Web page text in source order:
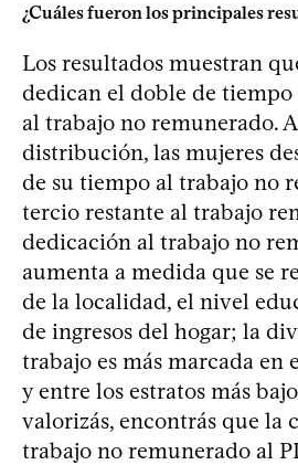
¿Cuáles fueron los principales
Los resultados muestran
dedican el doble de
al trabajo no remunerado.
distribución, las mujeres
de su tiempo al trabajo no
tercio restante al trabajo
dedicación al trabajo no
aumenta a medida que se
de la localidad, el nivel
de ingresos del hogar; la
trabajo es más marcada en
y entre los estratos más
valorizás, encontrás que la
trabajo no remunerado al